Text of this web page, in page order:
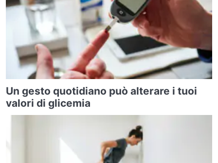
Un gesto quotidiano può alterare i tuoi
valori di glicemia